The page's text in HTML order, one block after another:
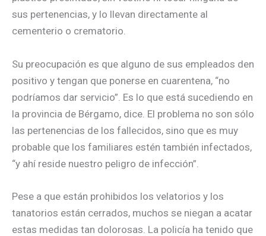
sus pertenencias, y lo llevan directamente al
cementerio o crematorio.
Su preocupación es que alguno de sus empleados den
positivo y tengan que ponerse en cuarentena, “no
podríamos dar servicio”. Es lo que está sucediendo en
la provincia de Bérgamo, dice. El problema no son sólo
las pertenencias de los fallecidos, sino que es muy
probable que los familiares estén también infectados,
“y ahí reside nuestro peligro de infección”.
Pese a que están prohibidos los velatorios y los
tanatorios están cerrados, muchos se niegan a acatar
estas medidas tan dolorosas. La policía ha tenido que